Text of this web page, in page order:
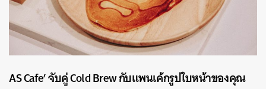
AS Cafe’ จับคู่ Cold Brew กับแพนเค้กรูปใบหน้าของคุณ